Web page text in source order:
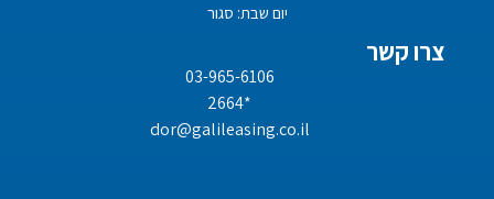
יום שבת: סגור
צרו קשר
03-965-6106
*2664
dor@galileasing.co.il